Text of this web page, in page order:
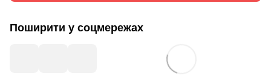
Поширити у соцмережах